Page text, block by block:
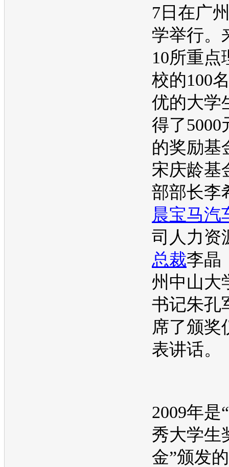
7日在广
学举行。
10所重点
校的100
优的大学
得了5000
的奖励基
宋庆龄基
部部长李
晨宝马汽
司人力资
总裁李晶
州中山大
书记朱孔
席了颁奖
表讲话。
2009年是“
秀大学生
金”颁发